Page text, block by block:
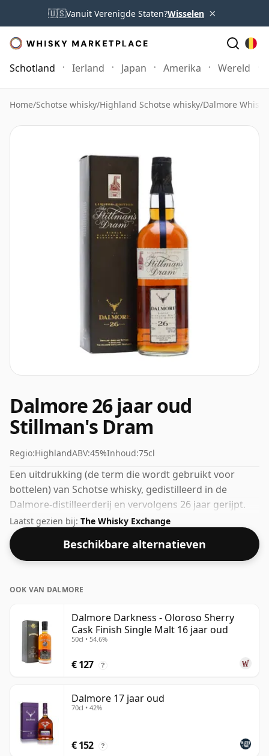
🇺🇸Vanuit Verenigde Staten?Wisselen ×
Schotland Ierland Japan Amerika Wereld
Home/Schotse whisky/Highland Schotse whisky/Dalmore Whisky
Dalmore 26 jaar oud
Stillman's Dram
Regio:HighlandABV:45%Inhoud:75cl
Een uitdrukking (de term die wordt gebruikt voor
bottelen) van Schotse whisky, gedistilleerd in de
Dalmore-distilleerderij en vervolgens 26 jaar gerijpt.
Met de perfecte drinksterkte van 45% werd deze
whisky gebotteld in een vat van 75 cl.
Laatst gezien bij: The Whisky Exchange
Beschikbare alternatieven
OOK VAN DALMORE
Dalmore Darkness - Oloroso Sherry
Cask Finish Single Malt 16 jaar oud
50cl • 54.6%
€ 127 ?
Dalmore 17 jaar oud
70cl • 42%
€ 152 ?